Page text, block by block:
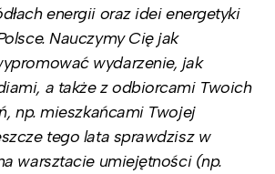
energii oraz idei energetyki
Nauczymy Cię jak
wydarzenie, jak
a także z odbiorcami Twoich
np. mieszkańcami Twojej
tego lata sprawdzisz w
warsztacie umiejętności (np.